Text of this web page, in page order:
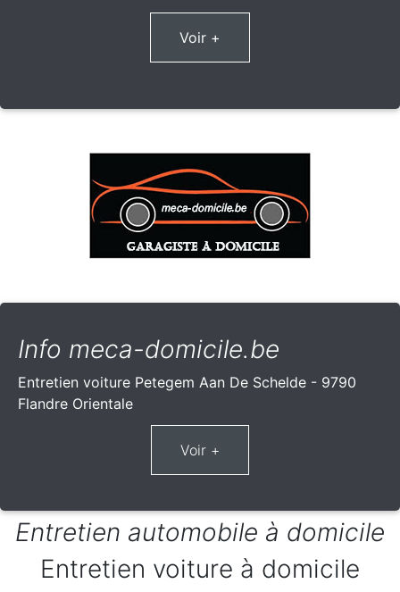
Voir +
Info meca-domicile.be
Entretien voiture Petegem Aan De Schelde - 9790
Flandre Orientale
Entretien automobile à domicile
Entretien voiture à domicile